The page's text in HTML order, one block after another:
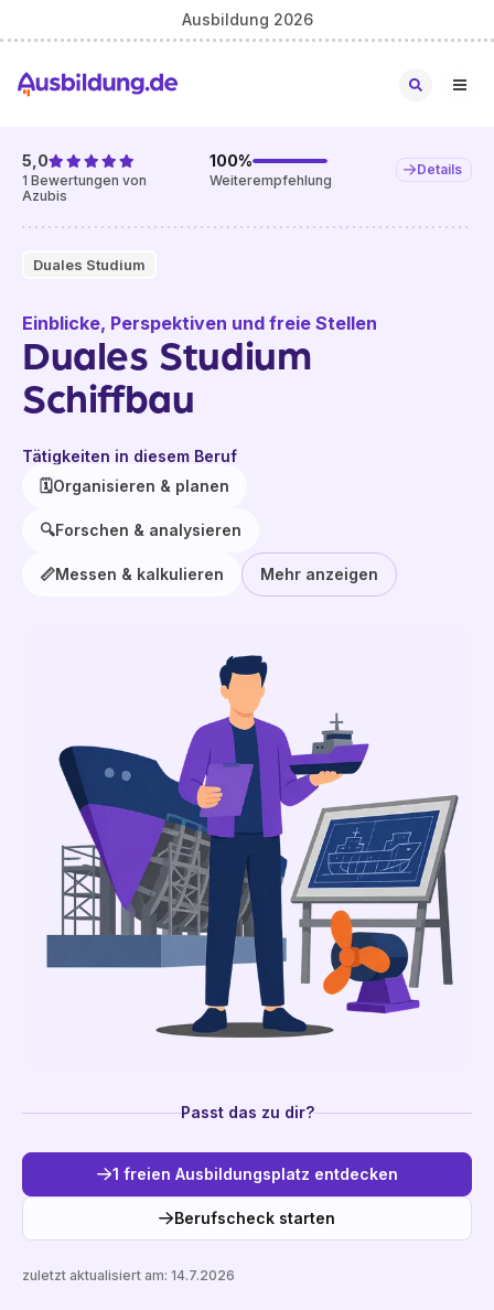
Ausbildung 2026
Duales Studium
5,0
1 Bewertungen von
Azubis
100%
Weiterempfehlung
Details
Einblicke, Perspektiven und freie Stellen
Duales Studium
Schiffbau
Tätigkeiten in diesem Beruf
🗓️Organisieren & planen
🔍Forschen & analysieren
📏Messen & kalkulieren Mehr anzeigen
Passt das zu dir?
1 freien Ausbildungsplatz entdecken
Berufscheck starten
zuletzt aktualisiert am: 14.7.2026